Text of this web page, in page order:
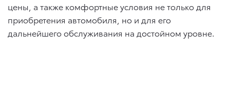
цены, а также комфортные условия не только для
приобретения автомобиля, но и для его
дальнейшего обслуживания на достойном уровне.